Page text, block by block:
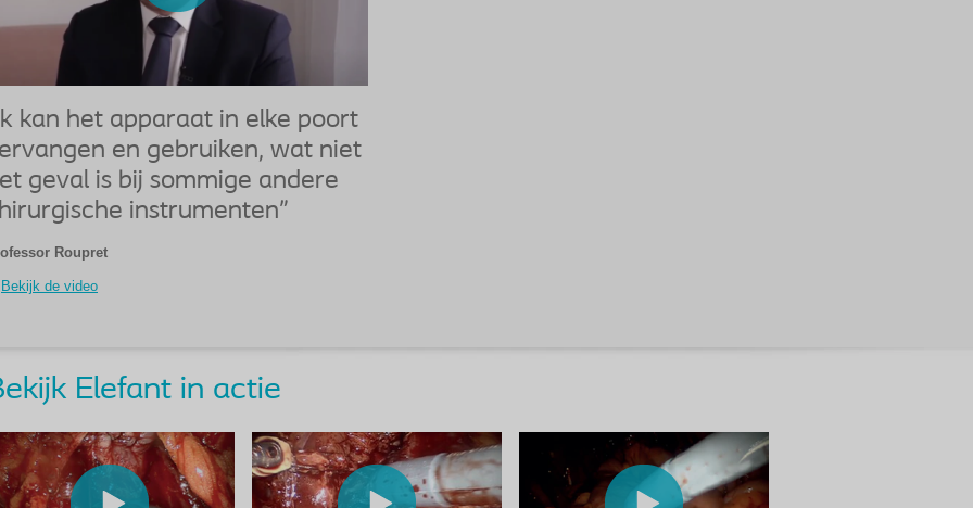
kan het apparaat in elke poort
en gebruiken, wat niet
geval is bij sommige andere
instrumenten"
Roupret
Bekijk de video
Elefant in actie